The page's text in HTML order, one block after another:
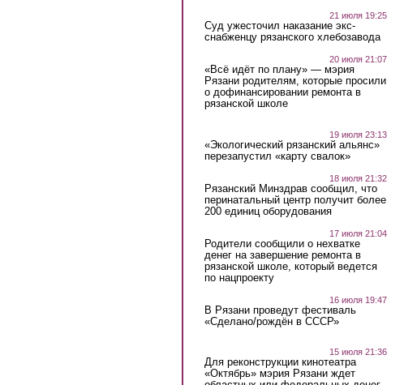
21 июля 19:25
Суд ужесточил наказание экс-
снабженцу рязанского хлебозавода
20 июля 21:07
«Всё идёт по плану» — мэрия
Рязани родителям, которые просили
о дофинансировании ремонта в
рязанской школе
19 июля 23:13
«Экологический рязанский альянс»
перезапустил «карту свалок»
18 июля 21:32
Рязанский Минздрав сообщил, что
перинатальный центр получит более
200 единиц оборудования
17 июля 21:04
Родители сообщили о нехватке
денег на завершение ремонта в
рязанской школе, который ведется
по нацпроекту
16 июля 19:47
В Рязани проведут фестиваль
«Сделано/рождён в СССР»
15 июля 21:36
Для реконструкции кинотеатра
«Октябрь» мэрия Рязани ждет